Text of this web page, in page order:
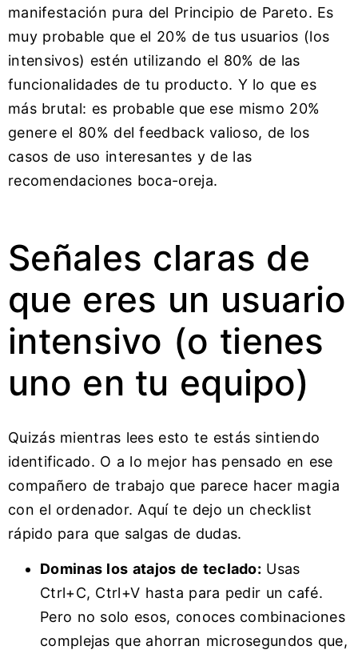
manifestación pura del Principio de Pareto. Es
muy probable que el 20% de tus usuarios (los
intensivos) estén utilizando el 80% de las
funcionalidades de tu producto. Y lo que es
más brutal: es probable que ese mismo 20%
genere el 80% del feedback valioso, de los
casos de uso interesantes y de las
recomendaciones boca-oreja.
Señales claras de
que eres un usuario
intensivo (o tienes
uno en tu equipo)
Quizás mientras lees esto te estás sintiendo
identificado. O a lo mejor has pensado en ese
compañero de trabajo que parece hacer magia
con el ordenador. Aquí te dejo un checklist
rápido para que salgas de dudas.
Dominas los atajos de teclado: Usas
Ctrl+C, Ctrl+V hasta para pedir un café.
Pero no solo esos, conoces combinaciones
complejas que ahorran microsegundos que,